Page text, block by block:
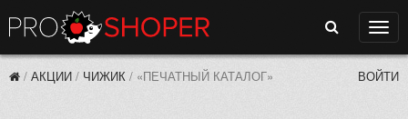
Поиск
/ АКЦИИ / ЧИЖИК / «ПЕЧАТНЫЙ КАТАЛОГ» ВОЙТИ